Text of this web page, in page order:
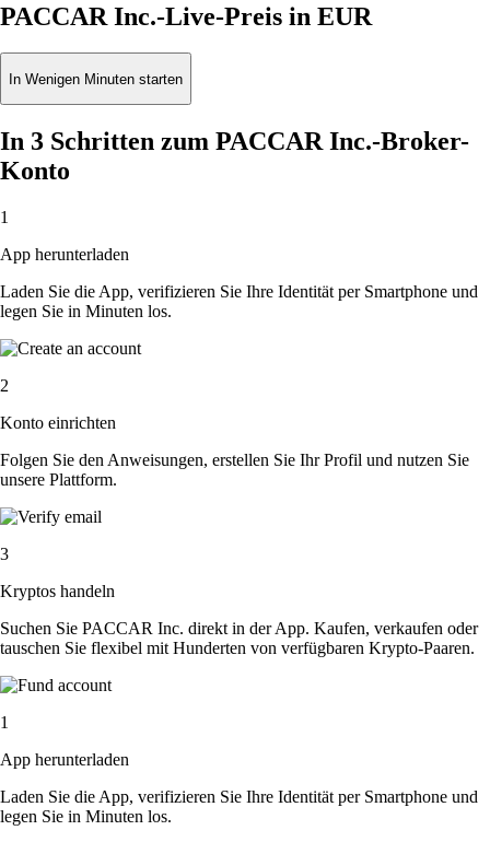
PACCAR Inc.-Live-Preis in EUR
In Wenigen Minuten starten
In 3 Schritten zum PACCAR Inc.-Broker-
Konto
1
App herunterladen
Laden Sie die App, verifizieren Sie Ihre Identität per Smartphone und
legen Sie in Minuten los.
2
Konto einrichten
Folgen Sie den Anweisungen, erstellen Sie Ihr Profil und nutzen Sie
unsere Plattform.
3
Kryptos handeln
Suchen Sie PACCAR Inc. direkt in der App. Kaufen, verkaufen oder
tauschen Sie flexibel mit Hunderten von verfügbaren Krypto-Paaren.
1
App herunterladen
Laden Sie die App, verifizieren Sie Ihre Identität per Smartphone und
legen Sie in Minuten los.